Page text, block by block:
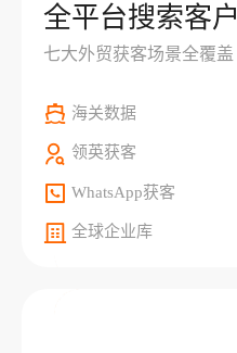
全平台搜索客户
七大外贸获客场景全覆盖
海关数据
领英获客
WhatsApp获客
全球企业库